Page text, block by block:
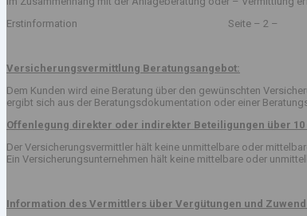
Erstinformation Seite – 2 –
Versicherungsvermittlung Beratungsangebot:
Dem Kunden wird eine Beratung über den gewünschten
ergibt sich aus der Beratungsdokumentation oder einer
Offenlegung direkter oder indirekter Beteiligungen über
Der Versicherungsvermittler hält keine unmittelbare oder
Ein Versicherungsunternehmen hält keine mittelbare oder
Information des Vermittlers über Vergütungen und